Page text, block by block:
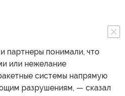
партнеры понимали, что
или нежелание
системы напрямую
разрушениям, — сказал